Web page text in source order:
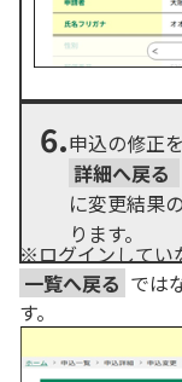
6.申込の修正
詳細へ戻る
に変更結果
ります。
※ログインしてい
一覧へ戻る では
す。